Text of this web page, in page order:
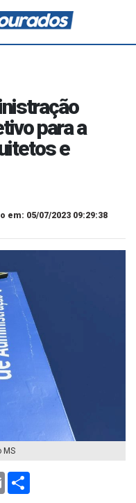
para a
e
em: 05/07/2023 09:29:38
MS
Email